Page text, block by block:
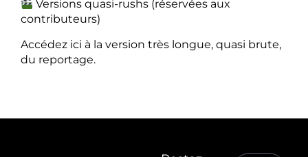
Versions quasi-rushs (réservées aux
contributeurs)
Accédez ici à la version très longue, quasi brute,
du reportage.